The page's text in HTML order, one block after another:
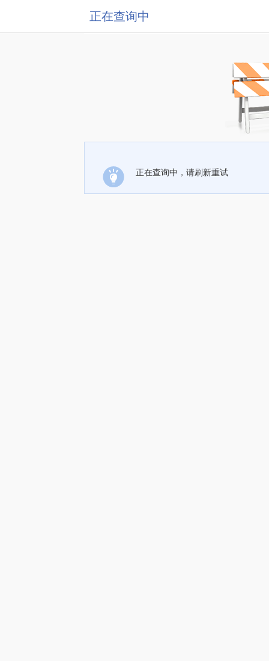
正在查询中
正在查询中，请刷新重试